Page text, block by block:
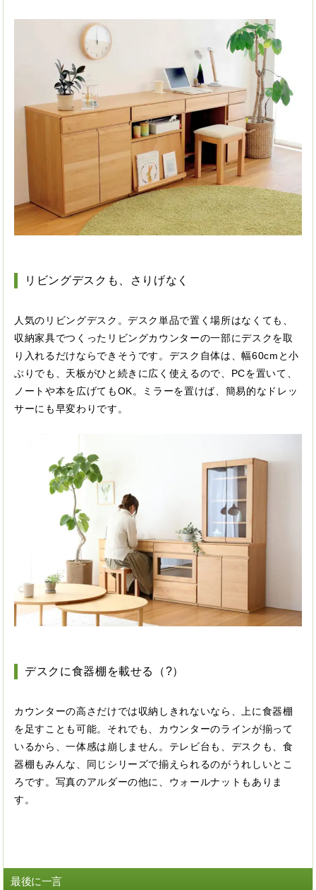
リビングデスクも、さりげなく
人気のリビングデスク。デスク単品で置く場所はなくても、
収納家具でつくったリビングカウンターの一部にデスクを取
り入れるだけならできそうです。デスク自体は、幅60cmと小
ぶりでも、天板がひと続きに広く使えるので、PCを置いて、
ノートや本を広げてもOK。ミラーを置けば、簡易的なドレッ
サーにも早変わりです。
デスクに食器棚を載せる（?）
カウンターの高さだけでは収納しきれないなら、上に食器棚
を足すことも可能。それでも、カウンターのラインが揃って
いるから、一体感は崩しません。テレビ台も、デスクも、食
器棚もみんな、同じシリーズで揃えられるのがうれしいとこ
ろです。写真のアルダーの他に、ウォールナットもありま
す。
最後に一言